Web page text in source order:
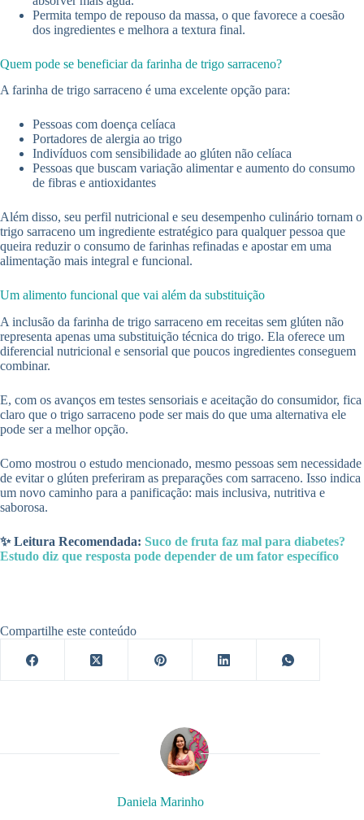
Permita tempo de repouso da massa, o que favorece a coesão
dos ingredientes e melhora a textura final.
Quem pode se beneficiar da farinha de trigo sarraceno?
A farinha de trigo sarraceno é uma excelente opção para:
Pessoas com doença celíaca
Portadores de alergia ao trigo
Indivíduos com sensibilidade ao glúten não celíaca
Pessoas que buscam variação alimentar e aumento do consumo
de fibras e antioxidantes
Além disso, seu perfil nutricional e seu desempenho culinário tornam o
trigo sarraceno um ingrediente estratégico para qualquer pessoa que
queira reduzir o consumo de farinhas refinadas e apostar em uma
alimentação mais integral e funcional.
Um alimento funcional que vai além da substituição
A inclusão da farinha de trigo sarraceno em receitas sem glúten não
representa apenas uma substituição técnica do trigo. Ela oferece um
diferencial nutricional e sensorial que poucos ingredientes conseguem
combinar.
E, com os avanços em testes sensoriais e aceitação do consumidor, fica
claro que o trigo sarraceno pode ser mais do que uma alternativa ele
pode ser a melhor opção.
Como mostrou o estudo mencionado, mesmo pessoas sem necessidade
de evitar o glúten preferiram as preparações com sarraceno. Isso indica
um novo caminho para a panificação: mais inclusiva, nutritiva e
saborosa.
✨ Leitura Recomendada: Suco de fruta faz mal para diabetes?
Estudo diz que resposta pode depender de um fator específico
Compartilhe este conteúdo
Daniela Marinho